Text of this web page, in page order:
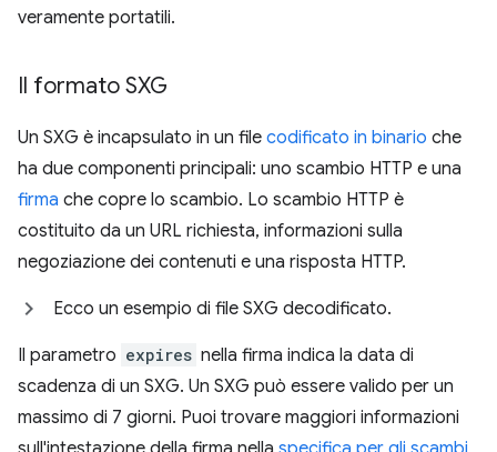
veramente portatili.
Il formato SXG
Un SXG è incapsulato in un file codificato in binario che
ha due componenti principali: uno scambio HTTP e una
firma che copre lo scambio. Lo scambio HTTP è
costituito da un URL richiesta, informazioni sulla
negoziazione dei contenuti e una risposta HTTP.
Ecco un esempio di file SXG decodificato.
Il parametro expires nella firma indica la data di
scadenza di un SXG. Un SXG può essere valido per un
massimo di 7 giorni. Puoi trovare maggiori informazioni